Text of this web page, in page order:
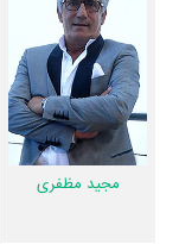
در خلاصه داستانی که
داستان چریکه بهرام
بیضایی با محوریت
صاحب نظران حوزه
فیلم چریکه بهرام و
مجید مظفری